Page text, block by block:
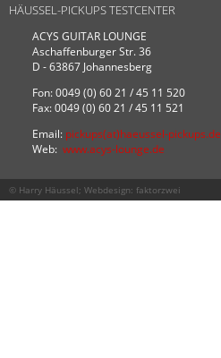
HÄUSSEL-PICKUPS TESTCENTER
ACYS GUITAR LOUNGE
Aschaffenburger Str. 36
D - 63867 Johannesberg
Fon: 0049 (0) 60 21 / 45 11 520
Fax: 0049 (0) 60 21 / 45 11 521
Email: pickups(at)haeussel-pickups.de
Web: www.acys-lounge.de
© Harry Häussel; Webdesign: faktorzwei